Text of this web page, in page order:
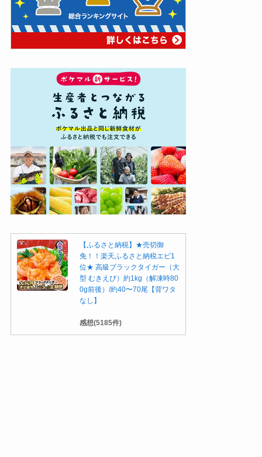
【ふるさと納税】★売切御
免！！楽天ふるさと納税エビ1
位★ 高級ブラックタイガー（大
型 むきえび）約1kg（解凍時80
0g前後）/約40〜70尾【背ワタ
なし】
感想(5185件)